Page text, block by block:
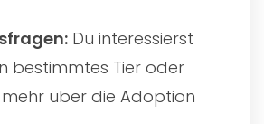
Du interessierst
bestimmtes Tier oder
über die Adoption